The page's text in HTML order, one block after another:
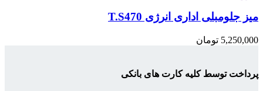
میز جلومبلی اداری انرژی T.S470
5,250,000 تومان
پرداخت توسط کلیه کارت های بانکی